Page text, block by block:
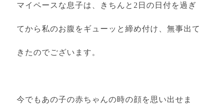
マイペースな息子は、きちんと2日の日付を過ぎ
てから私のお腹をギューッと締め付け、無事出て
きたのでございます。
今でもあの子の赤ちゃんの時の顔を思い出せま